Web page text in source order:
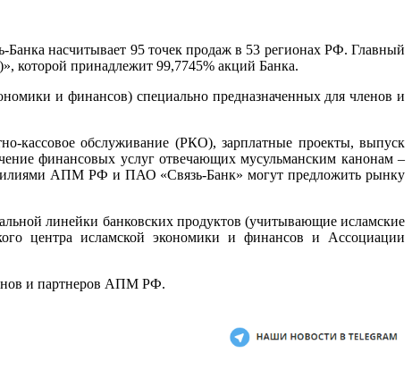
насчитывает 95 точек продаж в 53 регионах РФ. Главный
которой принадлежит 99,7745% акций Банка.
и финансов) специально предназначенных для членов и
кассовое обслуживание (РКО), зарплатные проекты, выпуск
финансовых услуг отвечающих мусульманским канонам –
АПМ РФ и ПАО «Связь-Банк» могут предложить рынку
линейки банковских продуктов (учитывающие исламские
центра исламской экономики и финансов и Ассоциации
и партнеров АПМ РФ.